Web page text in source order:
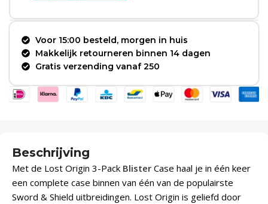
Voor 15:00 besteld, morgen in huis
Makkelijk retourneren binnen 14 dagen
Gratis verzending vanaf 250
Beschrijving
Met de Lost Origin 3-Pack Blister Case haal je in één keer
een complete case binnen van één van de populairste
Sword & Shield uitbreidingen. Lost Origin is geliefd door